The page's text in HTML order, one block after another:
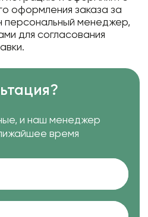
оформления заказа за
персональный менеджер,
для согласования
и наш менеджер
время